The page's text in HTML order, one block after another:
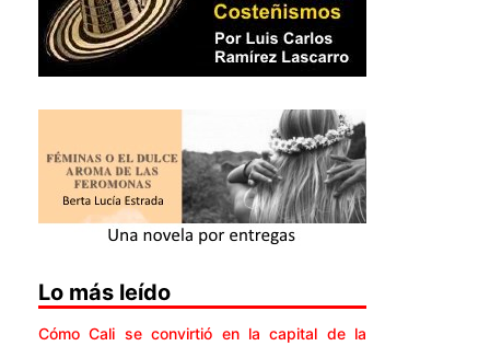
Lo más leído
Cómo Cali se convirtió en la capital de la